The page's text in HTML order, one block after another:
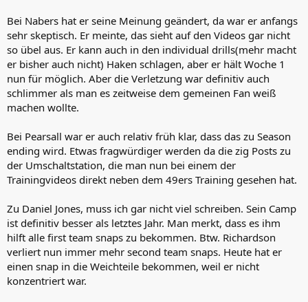
Bei Nabers hat er seine Meinung geändert, da war er anfangs
sehr skeptisch. Er meinte, das sieht auf den Videos gar nicht
so übel aus. Er kann auch in den individual drills(mehr macht
er bisher auch nicht) Haken schlagen, aber er hält Woche 1
nun für möglich. Aber die Verletzung war definitiv auch
schlimmer als man es zeitweise dem gemeinen Fan weiß
machen wollte.
Bei Pearsall war er auch relativ früh klar, dass das zu Season
ending wird. Etwas fragwürdiger werden da die zig Posts zu
der Umschaltstation, die man nun bei einem der
Trainingvideos direkt neben dem 49ers Training gesehen hat.
Zu Daniel Jones, muss ich gar nicht viel schreiben. Sein Camp
ist definitiv besser als letztes Jahr. Man merkt, dass es ihm
hilft alle first team snaps zu bekommen. Btw. Richardson
verliert nun immer mehr second team snaps. Heute hat er
einen snap in die Weichteile bekommen, weil er nicht
konzentriert war.